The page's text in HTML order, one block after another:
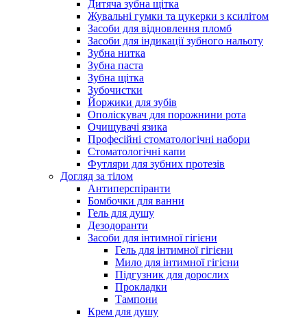
Дитяча зубна щітка
Жувальні гумки та цукерки з ксилітом
Засоби для відновлення пломб
Засоби для індикації зубного нальоту
Зубна нитка
Зубна паста
Зубна щітка
Зубочистки
Йоржики для зубів
Ополіскувач для порожнини рота
Очищувачі язика
Професійні стоматологічні набори
Стоматологічні капи
Футляри для зубних протезів
Догляд за тілом
Антиперспіранти
Бомбочки для ванни
Гель для душу
Дезодоранти
Засоби для інтимної гігієни
Гель для інтимної гігієни
Мило для інтимної гігієни
Підгузник для дорослих
Прокладки
Тампони
Крем для душу